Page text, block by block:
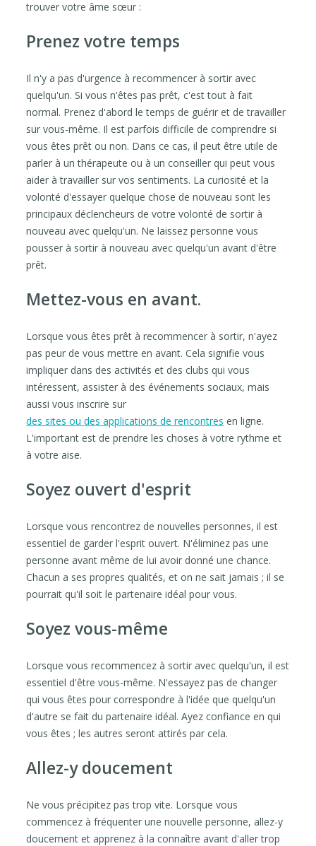
trouver votre âme sœur :
Prenez votre temps
Il n'y a pas d'urgence à recommencer à sortir avec
quelqu'un. Si vous n'êtes pas prêt, c'est tout à fait
normal. Prenez d'abord le temps de guérir et de travailler
sur vous-même. Il est parfois difficile de comprendre si
vous êtes prêt ou non. Dans ce cas, il peut être utile de
parler à un thérapeute ou à un conseiller qui peut vous
aider à travailler sur vos sentiments. La curiosité et la
volonté d'essayer quelque chose de nouveau sont les
principaux déclencheurs de votre volonté de sortir à
nouveau avec quelqu'un. Ne laissez personne vous
pousser à sortir à nouveau avec quelqu'un avant d'être
prêt.
Mettez-vous en avant.
Lorsque vous êtes prêt à recommencer à sortir, n'ayez
pas peur de vous mettre en avant. Cela signifie vous
impliquer dans des activités et des clubs qui vous
intéressent, assister à des événements sociaux, mais
aussi vous inscrire sur
des sites ou des applications de rencontres en ligne.
L'important est de prendre les choses à votre rythme et
à votre aise.
Soyez ouvert d'esprit
Lorsque vous rencontrez de nouvelles personnes, il est
essentiel de garder l'esprit ouvert. N'éliminez pas une
personne avant même de lui avoir donné une chance.
Chacun a ses propres qualités, et on ne sait jamais ; il se
pourrait qu'il soit le partenaire idéal pour vous.
Soyez vous-même
Lorsque vous recommencez à sortir avec quelqu'un, il est
essentiel d'être vous-même. N'essayez pas de changer
qui vous êtes pour correspondre à l'idée que quelqu'un
d'autre se fait du partenaire idéal. Ayez confiance en qui
vous êtes ; les autres seront attirés par cela.
Allez-y doucement
Ne vous précipitez pas trop vite. Lorsque vous
commencez à fréquenter une nouvelle personne, allez-y
doucement et apprenez à la connaître avant d'aller trop